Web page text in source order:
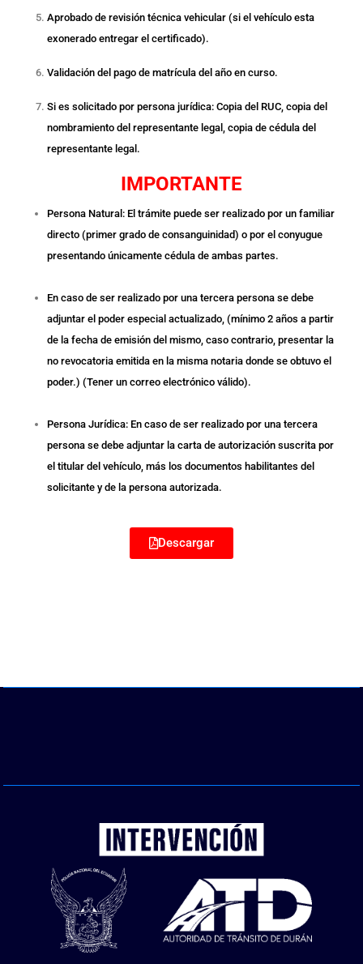
Aprobado de revisión técnica vehicular (si el vehículo esta
exonerado entregar el certificado).
Validación del pago de matrícula del año en curso.
Si es solicitado por persona jurídica: Copia del RUC, copia del
nombramiento del representante legal, copia de cédula del
representante legal.
IMPORTANTE
Persona Natural: El trámite puede ser realizado por un familiar
directo (primer grado de consanguinidad) o por el conyugue
presentando únicamente cédula de ambas partes.
En caso de ser realizado por una tercera persona se debe
adjuntar el poder especial actualizado, (mínimo 2 años a partir
de la fecha de emisión del mismo, caso contrario, presentar la
no revocatoria emitida en la misma notaria donde se obtuvo el
poder.) (Tener un correo electrónico válido).
Persona Jurídica: En caso de ser realizado por una tercera
persona se debe adjuntar la carta de autorización suscrita por
el titular del vehículo, más los documentos habilitantes del
solicitante y de la persona autorizada.
Descargar